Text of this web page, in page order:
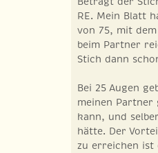
RE. Mein Blatt
von 75, mit
beim Partner
Stich dann
Bei 25 Augen
meinen Partner
kann, und
hätte. Der
zu erreichen ist